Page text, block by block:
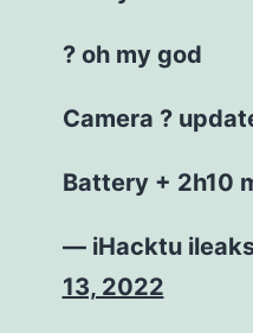
? oh my god
Camera ?
Battery + 2h10
— iHacktu
13, 2022